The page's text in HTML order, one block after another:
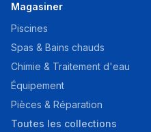
Magasiner
Piscines
Spas & Bains chauds
Chimie & Traitement d'eau
Équipement
Pièces & Réparation
Toutes les collections